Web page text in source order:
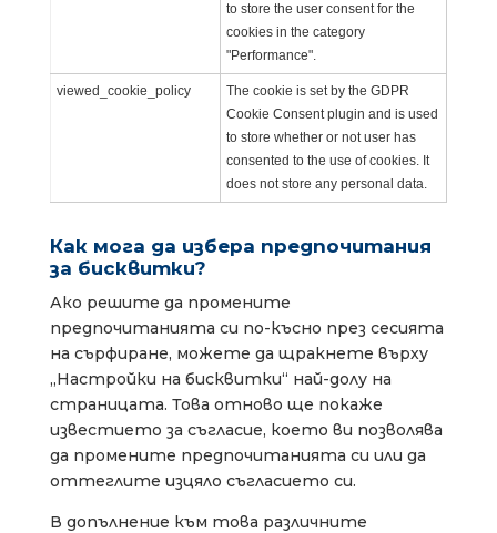
to store the user consent for the
cookies in the category
"Performance".
viewed_cookie_policy
The cookie is set by the GDPR
Cookie Consent plugin and is used
to store whether or not user has
consented to the use of cookies. It
does not store any personal data.
Как мога да избера предпочитания
за бисквитки?
Ако решите да промените
предпочитанията си по-късно през сесията
на сърфиране, можете да щракнете върху
„Настройки на бисквитки“ най-долу на
страницата. Това отново ще покаже
известието за съгласие, което ви позволява
да промените предпочитанията си или да
оттеглите изцяло съгласието си.
В допълнение към това различните